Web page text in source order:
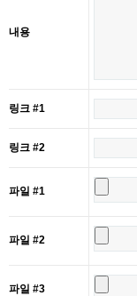
내용
링크 #1
링크 #2
파일 #1
파일 #2
파일 #3